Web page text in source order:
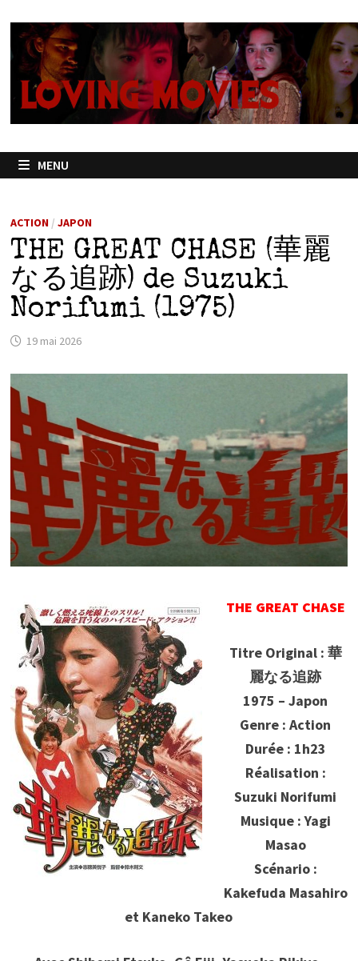
contenu
MENU
ACTION/ JAPON
THE GREAT CHASE (華麗
なる追跡) de Suzuki
Norifumi (1975)
19 mai 2026
THE GREAT CHASE
Titre Original : 華
麗なる追跡
1975 – Japon
Genre : Action
Durée : 1h23
Réalisation :
Suzuki Norifumi
Musique : Yagi
Masao
Scénario :
Kakefuda Masahiro
et Kaneko Takeo